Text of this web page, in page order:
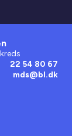
22 54 80 67
mds@bl.dk